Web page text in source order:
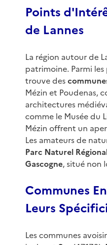
Points
de Lannes
La région autour de
patrimoine. Parmi
trouve des
Mézin et Poudenas,
architectures
comme le Musée du
Mézin offrent un
Les amateurs de
Parc Naturel
Gascogne, situé non
Communes
Leurs
Les communes